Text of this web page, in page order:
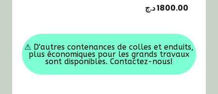
1800.00د.ج
⚠ D'autres contenances de colles et enduits,
plus économiques pour les grands travaux
sont disponibles. Contactez-nous!